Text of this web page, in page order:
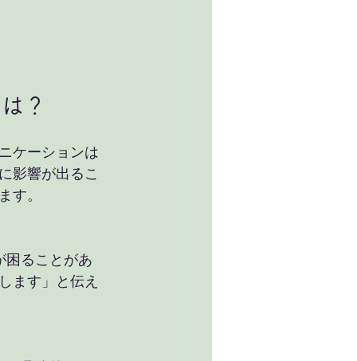
？
ケーションは
影響が出るこ
す。
ます」と伝え